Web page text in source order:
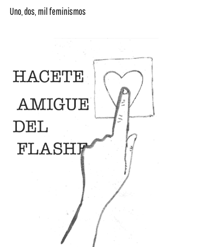
Uno, dos, mil feminismos